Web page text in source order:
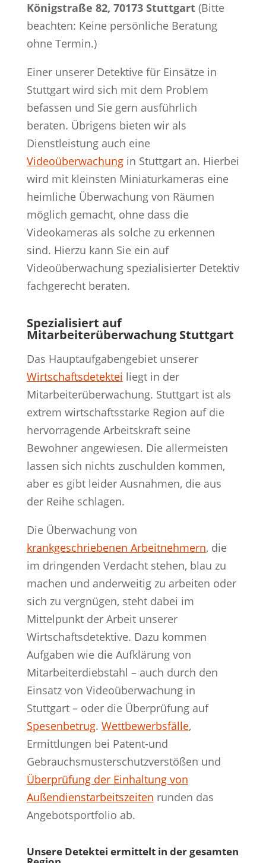
Königstraße 82, 70173 Stuttgart (Bitte
beachten: Keine persönliche Beratung
ohne Termin.)
Einer unserer Detektive für Einsätze in
Stuttgart wird sich mit dem Problem
befassen und Sie gern ausführlich
beraten. Übrigens bieten wir als
Dienstleistung auch eine
Videoüberwachungin Stuttgart an. Hierbei
wird mit kleinsten Miniaturkameras eine
heimliche Überwachung von Räumen
möglich gemacht, ohne dass die
Videokameras als solche zu erkennen
sind. Hierzu kann Sie ein auf
Videoüberwachung spezialisierter Detektiv
fachgerecht beraten.
Spezialisiert auf
Mitarbeiterüberwachung Stuttgart
Das Hauptaufgabengebiet unserer
Wirtschaftsdetektei liegt in der
Mitarbeiterüberwachung. Stuttgart ist als
extrem wirtschaftsstarke Region auf die
hervorragende Arbeitskraft seine
Bewohner angewiesen. Die allermeisten
lassen sich nichts zuschulden kommen,
aber es gibt leider Ausnahmen, die aus
der Reihe schlagen.
Die Überwachung von
krankgeschriebenen Arbeitnehmern, die
im dringenden Verdacht stehen, blau zu
machen und anderweitig zu arbeiten oder
sich zu vergnügen, steht dabei im
Mittelpunkt der Arbeit unserer
Wirtschaftsdetektive. Dazu kommen
Aufgaben wie die Aufklärung von
Mitarbeiterdiebstahl – auch durch den
Einsatz von Videoüberwachung in
Stuttgart – oder die Überprüfung auf
Spesenbetrug. Wettbewerbsfälle,
Ermittlungen bei Patent-und
Gebrauchsmusterschutzverstößen und
Überprüfung der Einhaltung von
Außendienstarbeitszeiten runden das
Angebotsportfolio ab.
Unsere Detektei ermittelt in der gesamten